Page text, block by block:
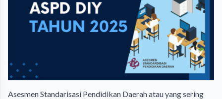
Asesmen Standarisasi Pendidikan Daerah atau yang sering